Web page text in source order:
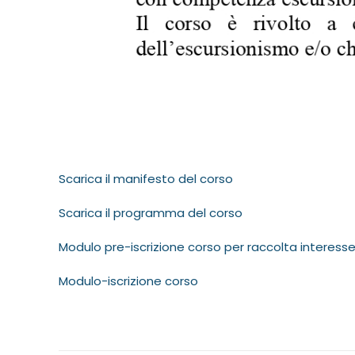
Scarica il manifesto del corso
Scarica il programma del corso
Modulo pre-iscrizione corso per raccolta
Modulo-iscrizione corso